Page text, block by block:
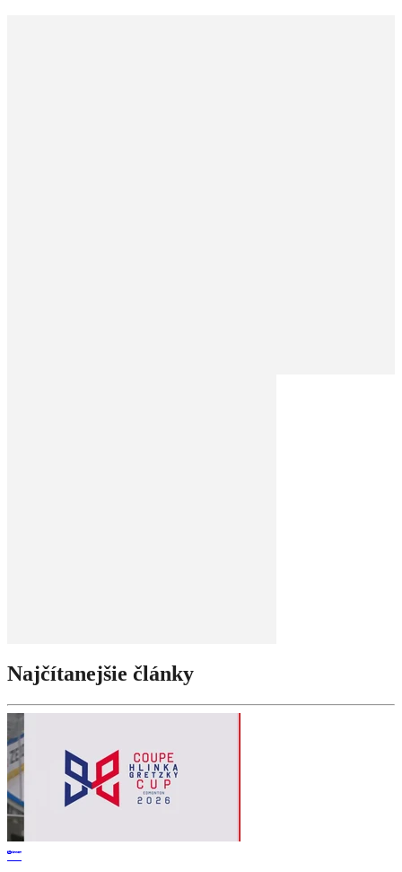
Najčítanejšie články